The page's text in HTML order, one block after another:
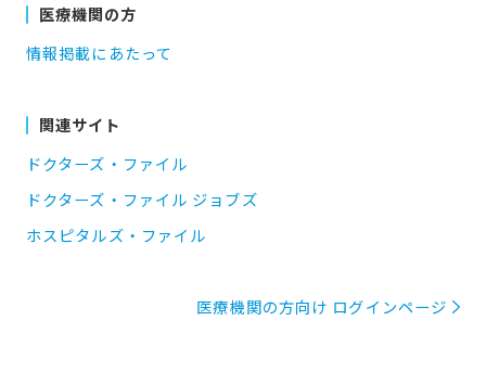
医療機関の方
情報掲載にあたって
関連サイト
ドクターズ・ファイル
ドクターズ・ファイル ジョブズ
ホスピタルズ・ファイル
医療機関の方向け ログインページ